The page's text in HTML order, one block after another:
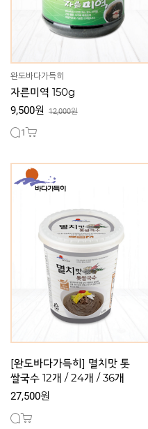
완도바다가득히
자른미역 150g
9,500원 12,000원
1
[완도바다가득히] 멸치맛 톳
쌀국수 12개 / 24개 / 36개
27,500원